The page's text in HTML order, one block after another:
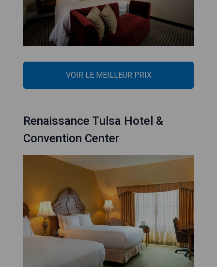
VOIR LE MEILLEUR PRIX
Renaissance Tulsa Hotel &
Convention Center